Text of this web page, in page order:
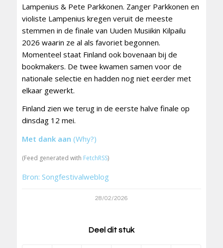
Lampenius & Pete Parkkonen. Zanger Parkkonen en
violiste Lampenius kregen veruit de meeste
stemmen in de finale van Uuden Musiikin Kilpailu
2026 waarin ze al als favoriet begonnen.
Momenteel staat Finland ook bovenaan bij de
bookmakers. De twee kwamen samen voor de
nationale selectie en hadden nog niet eerder met
elkaar gewerkt.
Finland zien we terug in de eerste halve finale op
dinsdag 12 mei.
Met dank aan (Why?)
(Feed generated with FetchRSS)
Bron: Songfestivalweblog
28/02/2026
Deel dit stuk